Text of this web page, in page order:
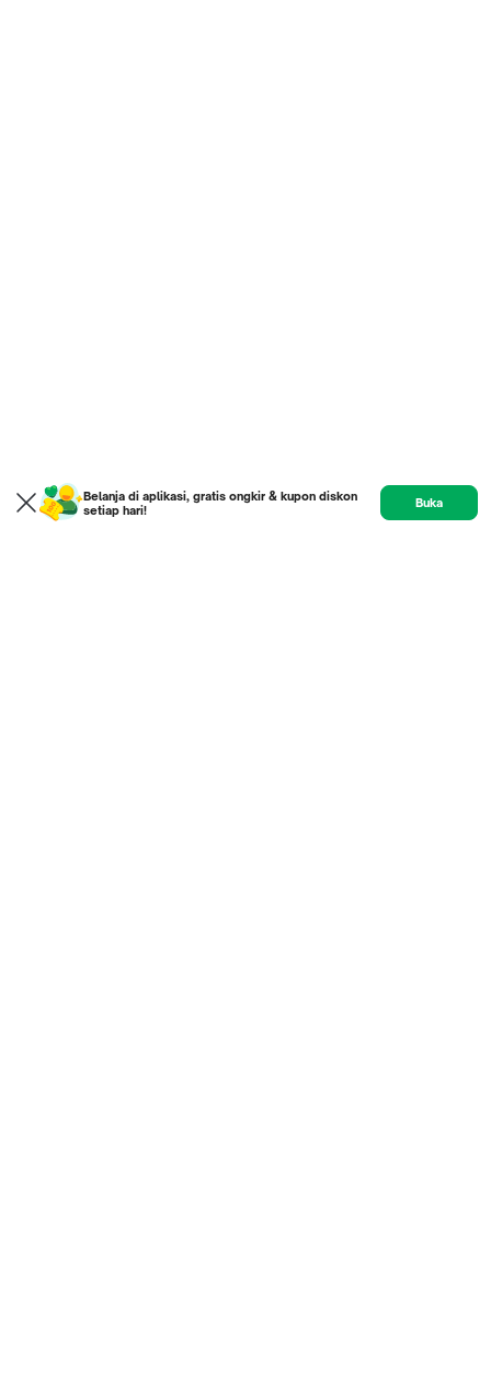
Belanja di aplikasi, gratis ongkir & kupon diskon
setiap hari!
Buka